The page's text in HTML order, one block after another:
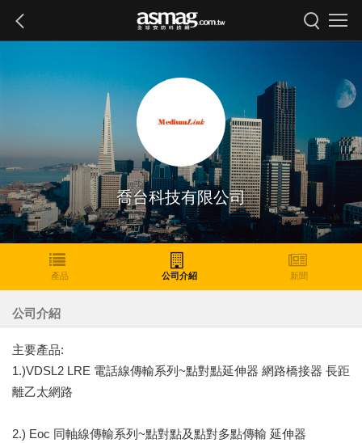
喬台科技有限公司
產品 公司介紹 新聞
公司介紹
主要產品:
1.)VDSL2 LRE 電話線傳輸系列~點對點延伸器 網路橋接器 長距
離乙太網路
2.) Eoc 同軸線傳輸系列~點對點及點對多點傳輸 延伸器